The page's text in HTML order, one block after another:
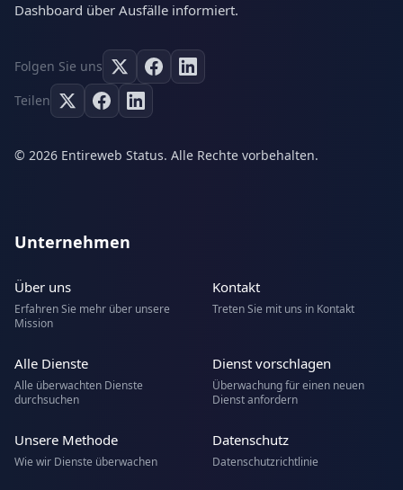
Dashboard über Ausfälle informiert.
Folgen Sie uns
Teilen
© 2026 Entireweb Status. Alle Rechte vorbehalten.
Unternehmen
Über uns
Erfahren Sie mehr über unsere
Mission
Kontakt
Treten Sie mit uns in Kontakt
Alle Dienste
Alle überwachten Dienste
durchsuchen
Dienst vorschlagen
Überwachung für einen neuen
Dienst anfordern
Unsere Methode
Wie wir Dienste überwachen
Datenschutz
Datenschutzrichtlinie